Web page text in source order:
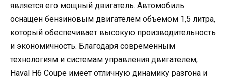
является его мощный двигатель. Автомобиль
оснащен бензиновым двигателем объемом 1,5 литра,
который обеспечивает высокую производительность
и экономичность. Благодаря современным
технологиям и системам управления двигателем,
Haval H6 Coupe имеет отличную динамику разгона и